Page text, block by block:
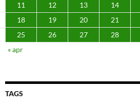
11
12 13 14
18
19 20 21
25
26 27 28
« apr
TAGS